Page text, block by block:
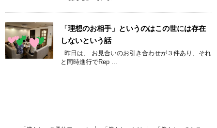
「理想のお相手」というのはこの世には存在
しないという話
昨日は、 お見合いのお引き合わせが３件あり、それ
と同時進行でRep ...